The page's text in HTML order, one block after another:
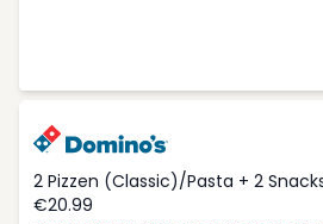
2 Pizzen (Classic)/Pasta + 2
€20.99